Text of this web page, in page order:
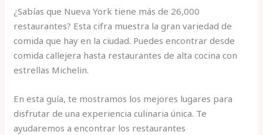
¿Sabías que Nueva York tiene más de 26,000
restaurantes? Esta cifra muestra la gran variedad de
comida que hay en la ciudad. Puedes encontrar desde
comida callejera hasta restaurantes de alta cocina con
estrellas Michelin.
En esta guía, te mostramos los mejores lugares para
disfrutar de una experiencia culinaria única. Te
ayudaremos a encontrar los restaurantes